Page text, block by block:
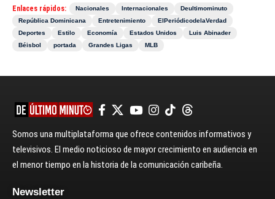
Enlaces rápidos: Nacionales Internacionales
Deultimominuto
República Dominicana
Entretenimiento
ElPeriódicodelaVerdad
Deportes
Estilo Economía Estados Unidos
Luis Abinader
Béisbol
portada Grandes Ligas MLB
Somos una multiplataforma que ofrece contenidos informativos y
televisivos. El medio noticioso de mayor crecimiento en audiencia en
el menor tiempo en la historia de la comunicación caribeña.
Newsletter